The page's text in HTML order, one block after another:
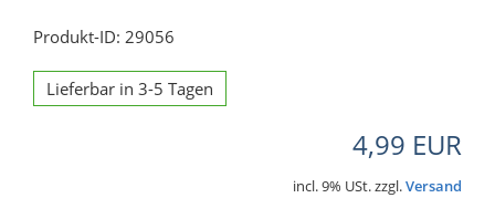
Produkt-ID: 29056
Lieferbar in 3-5 Tagen
4,99 EUR
incl. 9% USt. zzgl.Versand